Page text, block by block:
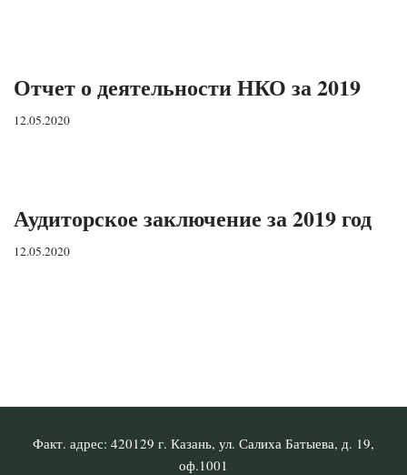
Отчет о деятельности НКО за 2019
12.05.2020
Аудиторское заключение за 2019 год
12.05.2020
Факт. адрес: 420129 г. Казань, ул. Салиха Батыева, д. 19,
оф.1001